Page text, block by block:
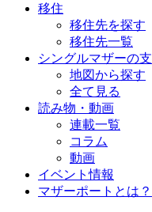
移住
移住先を探す
移住先一覧
シングルマザーの
地図から探す
全て見る
読み物・動画
連載一覧
コラム
動画
イベント情報
マザーポートとは？